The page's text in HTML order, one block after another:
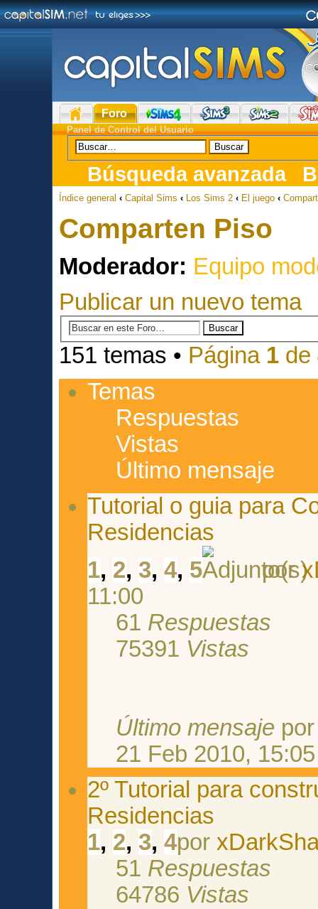
Foro
Panel de Control del Usuario
Búsqueda avanzada
Índice general ‹ Capital Sims ‹ Los Sims 2 ‹ El juego ‹
Comparten Piso
Moderador: Equipo
Publicar un nuevo tema
151 temas • Página 1 de
Temas
Respuestas
Vistas
Último mensaje
Tutorial o guia para
Residencias
1, 2, 3,4, 5 por
11:00
61 Respuestas
75391 Vistas
Último mensaje
21 Feb 2010, 15:05
2º Tutorial para
Residencias
1, 2, 3,4por
51 Respuestas
64786 Vistas